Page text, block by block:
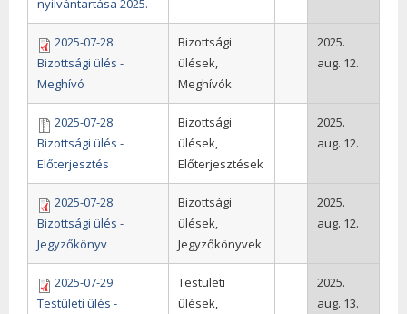
2025-07-28
Bizottsági ülés -
Meghívó
Bizottsági
ülések,
Meghívók
2025.
aug. 12.
2025-07-28
Bizottsági ülés -
Előterjesztés
Bizottsági
ülések,
Előterjesztések
2025.
aug. 12.
2025-07-28
Bizottsági ülés -
Jegyzőkönyv
Bizottsági
ülések,
Jegyzőkönyvek
2025.
aug. 12.
2025-07-29
Testületi ülés -
Testületi
ülések,
2025.
aug. 13.